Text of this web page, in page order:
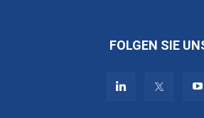
FOLGEN SIE